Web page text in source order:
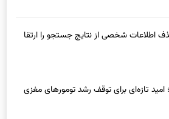
اطلاعات شخصی از نتایج جستجو را ارتقا
ویتامین B3؛ امید تازه‌ای برای توقف رشد تومورهای مغزی